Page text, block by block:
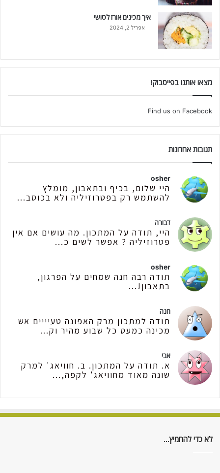
איך מכינים אורז לסושי
אפריל 2, 2024
מצאו אותנו בפייסבוק!
Find us on Facebook
תגובות אחרונות
osher
היי שלום, בכיף ובתאבון, מומלץ
להשתמש רק בפטרוזיליה ולא בכוסב...
דבורה
היי, תודה על המתכון. מה עושים אם אין
פטרוזיליה ? אפשר לשים כ...
osher
תודה רבה חנה שמחים על הפרגון,
בתאבון!...
חנה
תודה למתכון מרק האפונה טעיייים אש
מכינה כמעט כל שבוע מהיר וק...
אבי
א. תודה על המתכון. ב. חוויאג' למרק
שונה מאוד מחוויאג' לקפה,...
לא כדי להחמיץ…